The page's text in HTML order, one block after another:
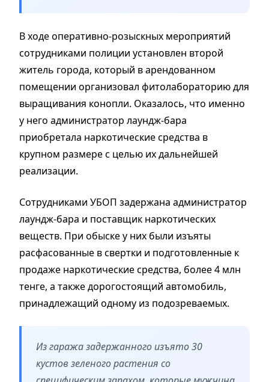
В ходе оперативно-розыскных мероприятий
сотрудниками полиции установлен второй
житель города, который в арендованном
помещении организовал фитолабораторию для
выращивания конопли. Оказалось, что именно
у него администратор лаундж-бара
приобретала наркотические средства в
крупном размере с целью их дальнейшей
реализации.
Сотрудниками УБОП задержана администратор
лаундж-бара и поставщик наркотических
веществ. При обыске у них были изъяты
расфасованные в свертки и подготовленные к
продаже наркотические средства, более 4 млн
тенге, а также дорогостоящий автомобиль,
принадлежащий одному из подозреваемых.
Из гаража задержанного изъято 30
кустов зеленого растения со